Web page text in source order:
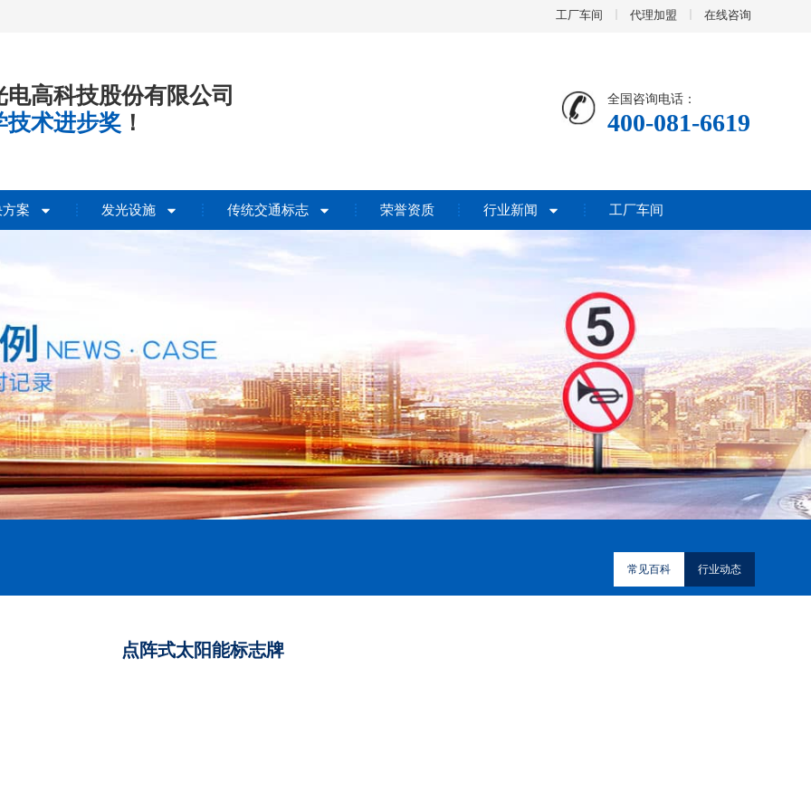
工厂车间 代理加盟 在线咨询
高科技股份有限公司
技术进步奖 ！
全国咨询电话：
400-081-6619
案 发光设施 传统交通标志 荣誉资质 行业新闻 工厂车间
常见百科 行业动态
点阵式太阳能标志牌